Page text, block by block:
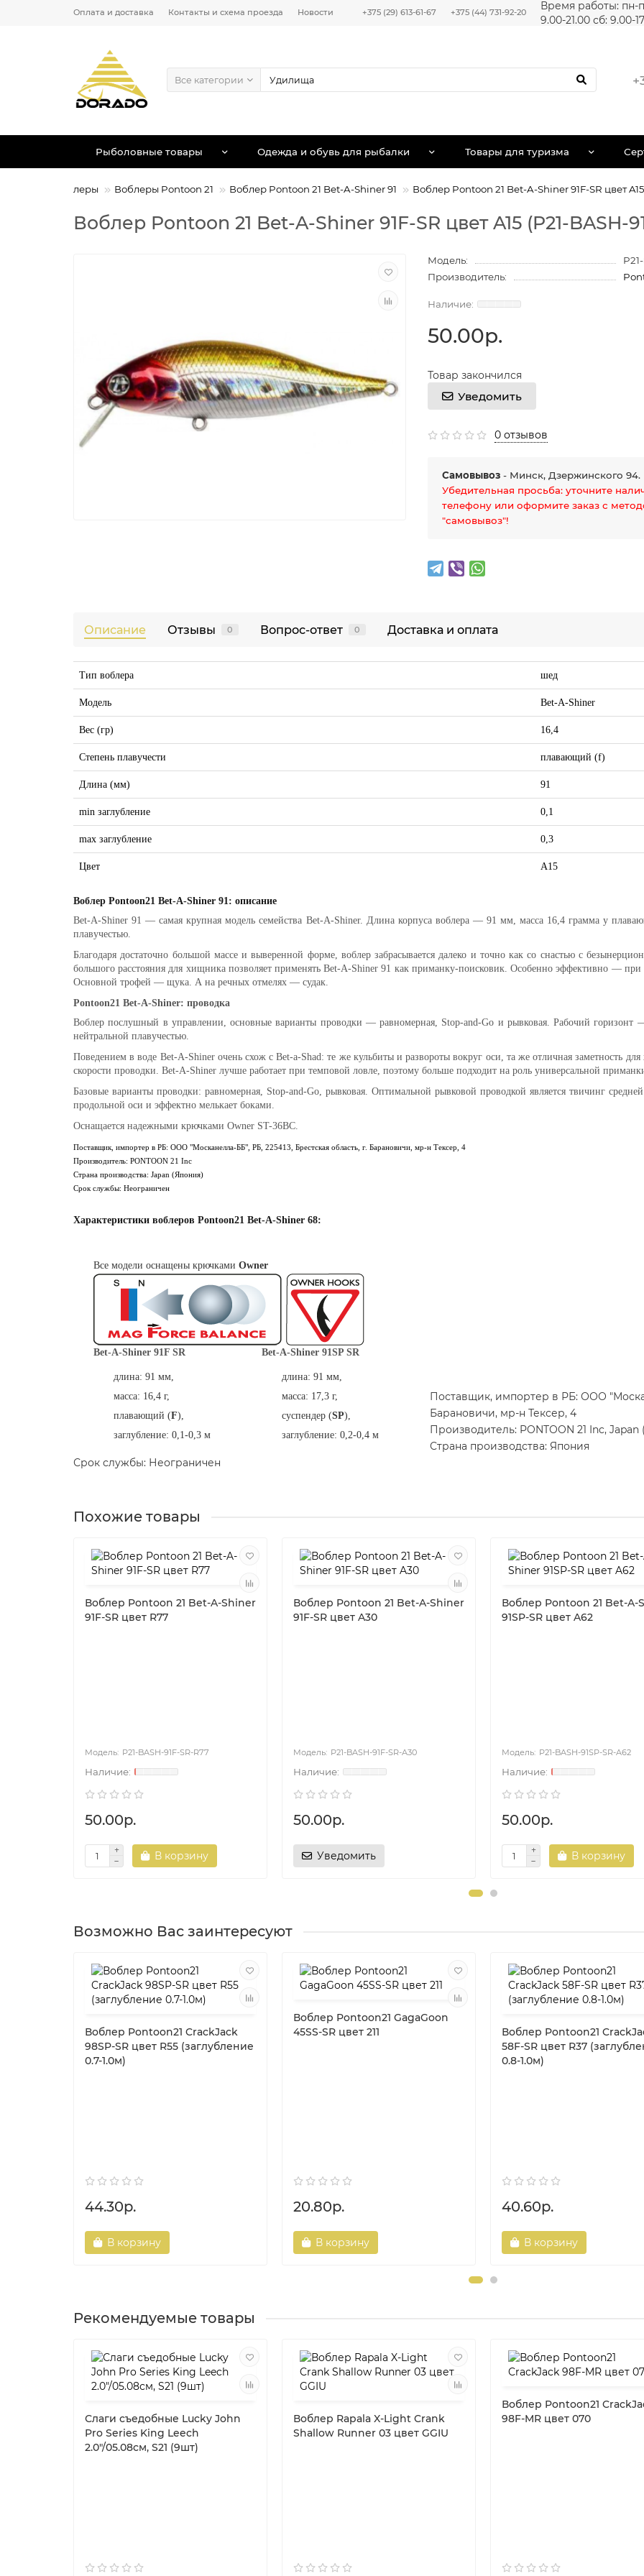
Оплата и доставка Контакты и схема проезда Новости +375 (29) 613-61-67 +375 (44) 731-92-20
Время работы: пн-
9.00-21.00 сб: 9.00-
Все категории
Рыболовные товары Одежда и обувь для рыбалки Товары для туризма
Воблеры Воблеры Pontoon 21 Воблер Pontoon 21 Bet-A-Shiner 91 Воблер Pontoon 21 Bet-A-Shiner 91F-SR цвет A15
Воблер Pontoon 21 Bet-A-Shiner 91F-SR цвет A15 (P21-BASH-
Модель:
Производитель:
50.00р.
Товар закончился
Уведомить
0 отзывов
Самовывоз - Минск, Дзержинского 94.
Убедительная просьба: уточните
телефону или оформите заказ с
"самовывоз"!
Описание Отзывы 0 Вопрос-ответ 0 Доставка и оплата
Тип воблера шед
Модель Bet-A-Shiner
Вес (гр) 16,4
Степень плавучести плавающий (f)
Длина (мм) 91
min заглубление 0,1
max заглубление 0,3
Цвет A15
Воблер Pontoon21 Bet-A-Shiner 91: описание
Bet-A-Shiner 91 — самая крупная модель семейства Bet-A-Shiner. Длина корпуса воблера — 91 мм, масса 16,4 грамма у
плавучестью.
Благодаря достаточно большой массе и выверенной форме, воблер забрасывается далеко и точно как со снастью с
большого расстояния для хищника позволяет применять Bet-A-Shiner 91 как приманку-поисковик. Особенно эффективно — при
Основной трофей — щука. А на речных отмелях — судак.
Pontoon21 Bet-A-Shiner: проводка
Воблер послушный в управлении, основные варианты проводки — равномерная, Stop-and-Go и рывковая. Рабочий
нейтральной плавучестью.
Поведением в воде Bet-A-Shiner очень схож с Bet-a-Shad: те же кульбиты и развороты вокруг оси, та же отличная заметность
скорости проводки. Bet-A-Shiner лучше работает при темповой ловле, поэтому больше подходит на роль универсальной
Базовые варианты проводки: равномерная, Stop-and-Go, рывковая. Оптимальной рывковой проводкой является твичинг
продольной оси и эффектно мелькает боками.
Оснащается надежными крючками Owner ST-36BC.
Поставщик, импортер в РБ: ООО "Москанелла-ББ", РБ, 225413, Брестская область, г. Барановичи, мр-н Тексер, 4
Производитель: PONTOON 21 Inc
Страна производства: Japan (Япония)
Срок службы: Неограничен
Характеристики воблеров Pontoon21 Bet-A-Shiner 68:
Все модели оснащены крючками Owner
Bet-A-Shiner 91F SR
длина: 91 мм,
масса: 16,4 г,
плавающий (F),
заглубление: 0,1-0,3 м
Bet-A-Shiner 91SP SR
длина: 91 мм,
масса: 17,3 г,
суспендер (SP),
заглубление: 0,2-0,4 м
Поставщик, импортер в РБ: ООО
Барановичи, мр-н Тексер, 4
Производитель: PONTOON 21 Inc, Japan
Страна производства: Япония
Срок службы: Неограничен
Похожие товары
Воблер Pontoon 21 Bet-A-Shiner
91F-SR цвет R77
P21-BASH-91F-SR-R77
50.00р.
В корзину
Воблер Pontoon 21 Bet-A-Shiner
91F-SR цвет A30
P21-BASH-91F-SR-A30
50.00р.
Уведомить
Воблер Pontoon 21 Bet-A-
91SP-SR цвет A62
P21-BASH-91SP-SR-A62
50.00р.
В корзину
Возможно Вас заинтересуют
Воблер Pontoon21 CrackJack
98SP-SR цвет R55 (заглубление
0.7-1.0м)
44.30р.
В корзину
Воблер Pontoon21 GagaGoon
45SS-SR цвет 211
20.80р.
В корзину
Воблер Pontoon21
58F-SR цвет R37
0.8-1.0м)
40.60р.
В корзину
Рекомендуемые товары
Слаги съедобные Lucky John
Pro Series King Leech
2.0"/05.08см, S21 (9шт)
Воблер Rapala X-Light Crank
Shallow Runner 03 цвет GGIU
Воблер Pontoon21
98F-MR цвет 070